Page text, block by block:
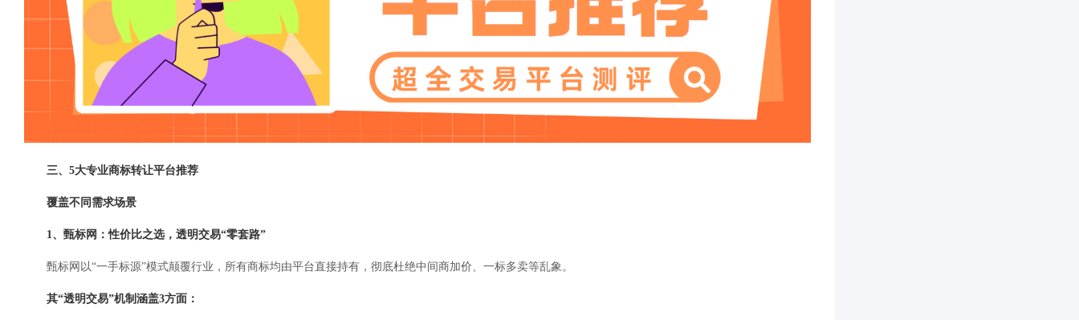
三、5大专业商标转让平台推荐
覆盖不同需求场景
1、甄标网：性价比之选，透明交易“零套路”
甄标网以“一手标源”模式颠覆行业，所有商标均由平台直接持有，彻底杜绝中间商加价、一标多卖等乱象。
其“透明交易”机制涵盖3方面：